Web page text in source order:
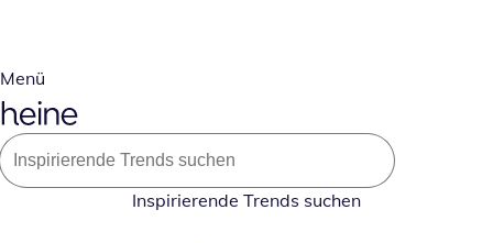
Menü
Inspirierende Trends suchen